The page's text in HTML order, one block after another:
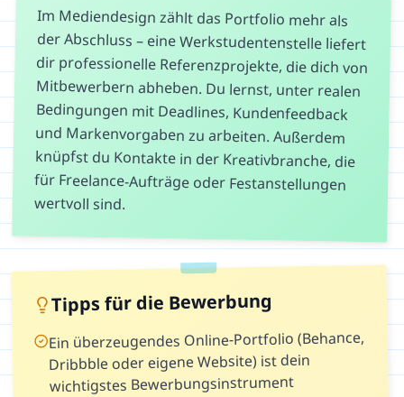
Im Mediendesign zählt das Portfolio mehr als
der Abschluss – eine Werkstudentenstelle liefert
dir professionelle Referenzprojekte, die dich von
Mitbewerbern abheben. Du lernst, unter realen
Bedingungen mit Deadlines, Kundenfeedback
und Markenvorgaben zu arbeiten. Außerdem
knüpfst du Kontakte in der Kreativbranche, die
für Freelance-Aufträge oder Festanstellungen
wertvoll sind.
Tipps für die Bewerbung
Ein überzeugendes Online-Portfolio (Behance,
Dribbble oder eigene Website) ist dein
wichtigstes Bewerbungsinstrument